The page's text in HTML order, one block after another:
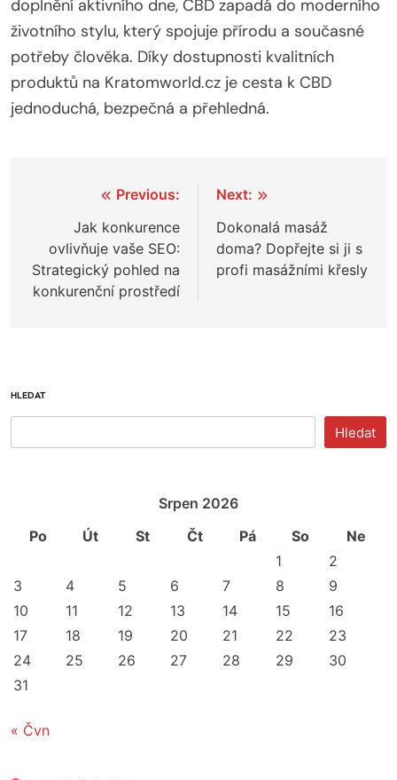
doplnění aktivního dne, CBD zapadá do moderního
životního stylu, který spojuje přírodu a současné
potřeby člověka. Díky dostupnosti kvalitních
produktů na Kratomworld.cz je cesta k CBD
jednoduchá, bezpečná a přehledná.
Navigace
příspěvek
Previous:
Jak konkurence
ovlivňuje vaše SEO:
Strategický pohled na
konkurenční prostředí
Next:
Dokonalá masáž
doma? Dopřejte si ji s
profi masážními křesly
HLEDAT
Hledat
Srpen 2026
Po
Út St Čt Pá So
Ne
1
2
3
4 5 6 7 8
9
10
11 12 13 14 15
16
17
18 19 20 21 22
23
24
25 26 27 28 29
30
31
« Čvn